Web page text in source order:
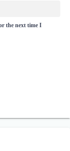
the next time I